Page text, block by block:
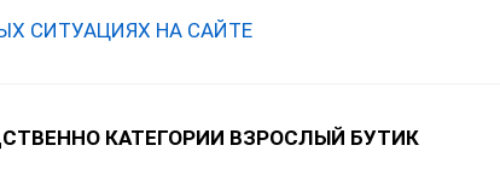
СИТУАЦИЯХ НА САЙТЕ
КАТЕГОРИИ ВЗРОСЛЫЙ БУТИК